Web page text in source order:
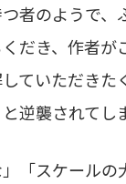
者のようで
だき、作者
ていただき
逆襲されてし
「スケール